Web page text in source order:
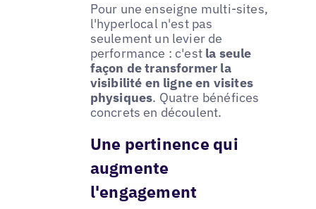
Pour une enseigne multi-sites,
l'hyperlocal n'est pas
seulement un levier de
performance : c'est la seule
façon de transformer la
visibilité en ligne en visites
physiques. Quatre bénéfices
concrets en découlent.
Une pertinence qui
augmente
l'engagement